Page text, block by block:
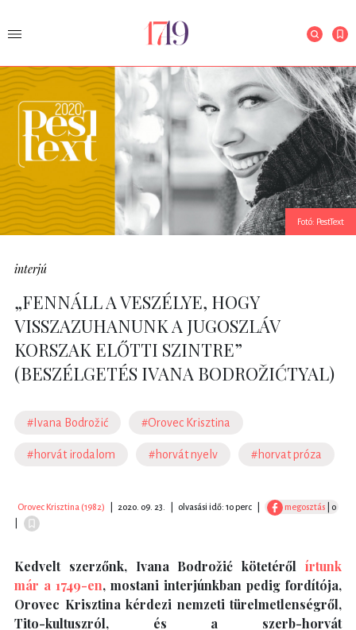
Fotó: PestText
interjú
„FENNÁLL A VESZÉLYE, HOGY
VISSZAZUHANUNK A JUGOSZLÁV
KORSZAK ELŐTTI SZINTRE”
(BESZÉLGETÉS IVANA BODROŽIĆTYAL)
#Ivana Bodrožić #Orovec Krisztina
#horvát irodalom #horvát nyelv #horvat próza
Orovec Krisztina (1982) 2020. 09. 23. olvasási idő: 10 perc megosztás | 0
Kedvelt szerzőnk, Ivana Bodrožić kötetéről írtunk
már a 1749-en, mostani interjúnkban pedig fordítója,
Orovec Krisztina kérdezi nemzeti türelmetlenségről,
Tito-kultuszról, és a szerb-horvát